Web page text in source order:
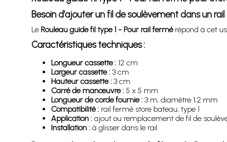
Besoin d’ajouter un fil de soulèvement dans un
Le Rouleau guide fil type 1 - Pour rail fermérépond à cet
Caractéristiques techniques :
Longueur cassette :12 cm
Largeur cassette :3 cm
Hauteur cassette :3 cm
Carré de manœuvre :5 x 5 mm
Longueur de corde fournie :3 m, diamètre 1,2 mm
Compatibilité :rail fermé store bateau, type 1
Application :ajout ou remplacement de fil de
Installation :à glisser dans le rail